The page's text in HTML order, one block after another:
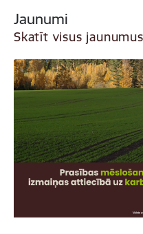
Jaunumi
Skatīt visus jaunumus